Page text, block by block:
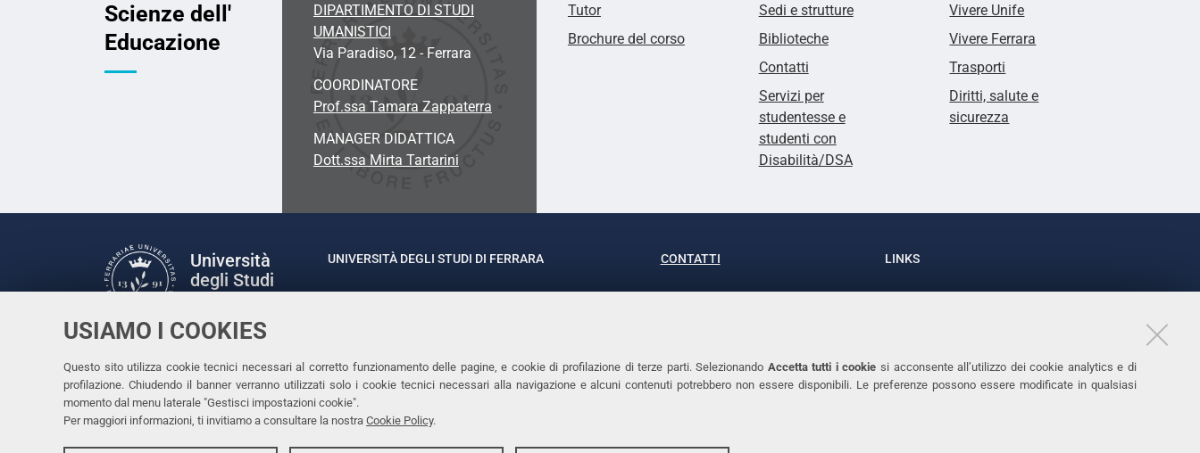
USIAMO I COOKIES
Questo sito utilizza cookie tecnici necessari al corretto funzionamento delle pagine, e cookie di profilazione di terze parti. Selezionando Accetta tutti i cookie si acconsente all’utilizzo dei cookie analytics e di
profilazione. Chiudendo il banner verranno utilizzati solo i cookie tecnici necessari alla navigazione e alcuni contenuti potrebbero non essere disponibili. Le preferenze possono essere modificate in qualsiasi
momento dal menu laterale "Gestisci impostazioni cookie".
Per maggiori informazioni, ti invitiamo a consultare la nostra Cookie Policy.
Scienze dell'
Educazione
DIPARTIMENTO DI STUDI
UMANISTICI
Via Paradiso, 12 - Ferrara
COORDINATORE
Prof.ssa Tamara Zappaterra
MANAGER DIDATTICA
Dott.ssa Mirta Tartarini
Tutor
Brochure del corso
Sedi e strutture
Biblioteche
Contatti
Servizi per
studentesse e
studenti con
Disabilità/DSA
Vivere Unife
Vivere Ferrara
Trasporti
Diritti, salute e
sicurezza
Università
degli Studi
Facebook
LinkedinInstagram
Youtube
UNIVERSITÀ DEGLI STUDI DI FERRARA
Rettrice: Prof.ssa Laura Ramaciotti
CONTATTI
Tel. +39 0532 293111
LINKS
Accessibilità
Cookies